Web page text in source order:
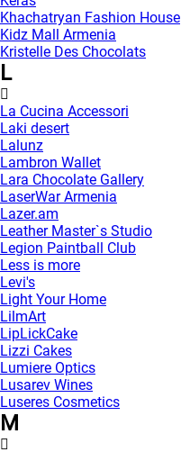
Khachatryan Fashion House
Kidz Mall Armenia
Kristelle Des Chocolats
L
La Cucina Accessori
Laki desert
Lalunz
Lambron Wallet
Lara Chocolate Gallery
LaserWar Armenia
Lazer.am
Leather Master`s Studio
Legion Paintball Club
Less is more
Levi's
Light Your Home
LilmArt
LipLickCake
Lizzi Cakes
Lumiere Optics
Lusarev Wines
Luseres Cosmetics
M